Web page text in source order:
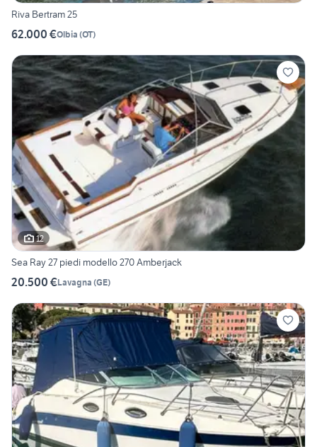
Riva Bertram 25
62.000 €Olbia (OT)
12
Sea Ray 27 piedi modello 270 Amberjack
20.500 €Lavagna (GE)